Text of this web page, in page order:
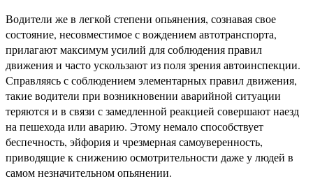
Водители же в легкой степени опьянения, сознавая свое
состояние, несовместимое с вождением автотранспорта,
прилагают максимум усилий для соблюдения правил
движения и часто ускользают из поля зрения автоинспекции.
Справляясь с соблюдением элементарных правил движения,
такие водители при возникновении аварийной ситуации
теряются и в связи с замедленной реакцией совершают наезд
на пешехода или аварию. Этому немало способствует
беспечность, эйфория и чрезмерная самоуверенность,
приводящие к снижению осмотрительности даже у людей в
самом незначительном опьянении.